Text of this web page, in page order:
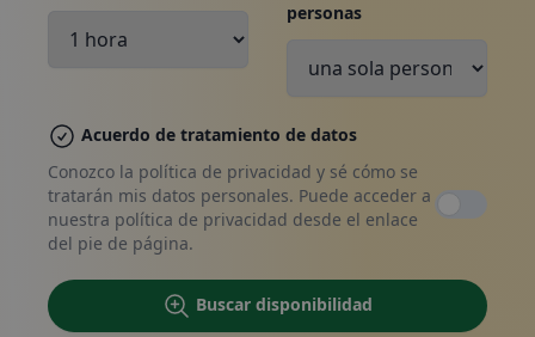
Haga su reserva, póngase en
contacto con nosotros
personas
Acuerdo de tratamiento de datos
Conozco la política de privacidad y sé cómo se
tratarán mis datos personales. Puede acceder a
nuestra política de privacidad desde el enlace
del pie de página.
Buscar disponibilidad